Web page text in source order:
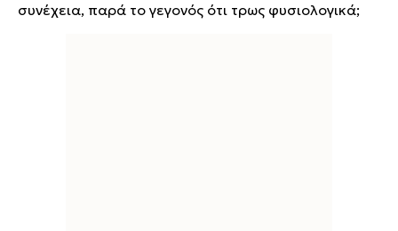
συνέχεια, παρά το γεγονός ότι τρως φυσιολογικά;